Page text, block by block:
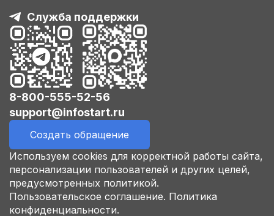
Служба поддержки
8-800-555-52-56
support@infostart.ru
Создать обращение
Используем cookies для корректной работы сайта,
персонализации пользователей и других целей,
предусмотренных политикой.
Пользовательское соглашение. Политика
конфиденциальности.